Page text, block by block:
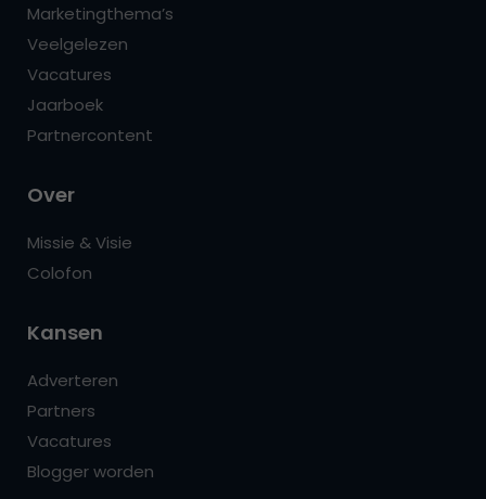
Marketingthema’s
Veelgelezen
Vacatures
Jaarboek
Partnercontent
Over
Missie & Visie
Colofon
Kansen
Adverteren
Partners
Vacatures
Blogger worden